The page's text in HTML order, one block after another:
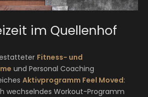
im Quellenhof
Fitness- und
und Personal Coaching
Aktivprogramm Feel Moved:
wechselndes Workout-Programm